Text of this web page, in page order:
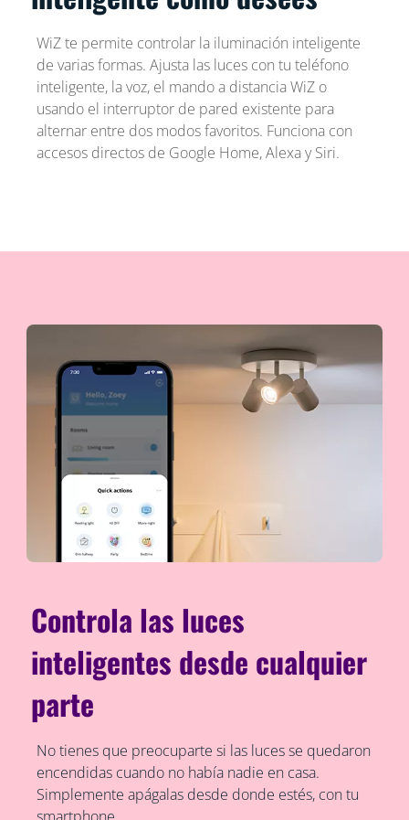
WiZ te permite controlar la iluminación inteligente
de varias formas. Ajusta las luces con tu teléfono
inteligente, la voz, el mando a distancia WiZ o
usando el interruptor de pared existente para
alternar entre dos modos favoritos. Funciona con
accesos directos de Google Home, Alexa y Siri.
Controla las luces
inteligentes desde cualquier
parte
No tienes que preocuparte si las luces se quedaron
encendidas cuando no había nadie en casa.
Simplemente apágalas desde donde estés, con tu